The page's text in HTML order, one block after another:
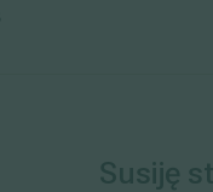
Susiję